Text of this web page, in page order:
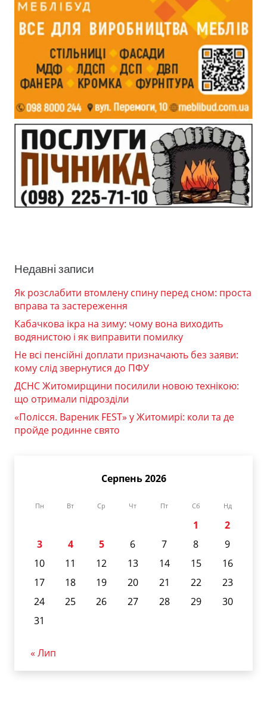
Недавні записи
Як розслабити втомлену спину перед сном: проста
вправа та застереження
Кабачкова ікра на зиму: чому вона виходить
водянистою і як виправити помилку
Не всі пенсійні доплати призначають без заяви:
кому слід звернутися до ПФУ
ДСНС Житомирщини посилили новою технікою:
що отримали підрозділи
«Полісся. Вареник FEST» у Житомирі: коли та де
пройде родинне свято
Серпень 2026
Пн Вт Ср Чт Пт Сб Нд
1
2
3
4 5 6 7 8
9
10
11 12 13 14 15
16
17
18 19 20 21 22
23
24
25 26 27 28 29
30
31
« Лип